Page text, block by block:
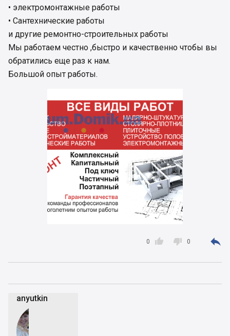
• электромонтажные работы
• Сантехнические работы
и другие ремонтно-строительных работы
Мы работаем честно ,быстро и качественно чтобы вы
обратились еще раз к нам.
Большой опыт работы.

0  0 
anyutkin